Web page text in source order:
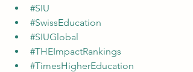
#SIU
#SwissEducation
#SIUGlobal
#THEImpactRankings
#TimesHigherEducation